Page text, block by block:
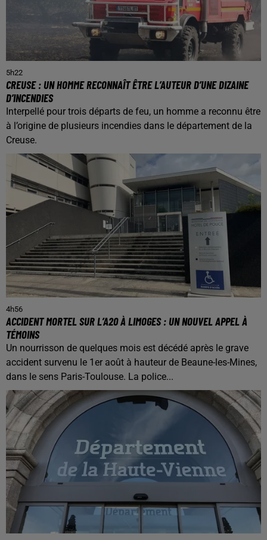
5h22
CREUSE : UN HOMME RECONNAÎT ÊTRE L’AUTEUR D’UNE DIZAINE
D’INCENDIES
Interpellé pour trois départs de feu, un homme a reconnu être
à l’origine de plusieurs incendies dans le département de la
Creuse.
4h56
ACCIDENT MORTEL SUR L’A20 À LIMOGES : UN NOUVEL APPEL À
TÉMOINS
Un nourrisson de quelques mois est décédé après le grave
accident survenu le 1er août à hauteur de Beaune-les-Mines,
dans le sens Paris-Toulouse. La police...